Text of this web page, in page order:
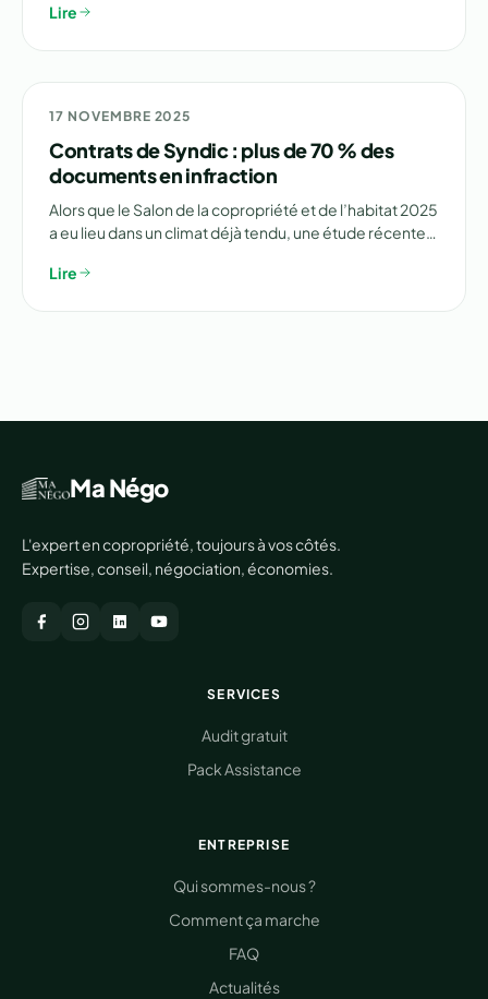
Lire
⚠️ ENQUÊTE
17 NOVEMBRE 2025
Contrats de Syndic : plus de 70 % des
documents en infraction
Alors que le Salon de la copropriété et de l’habitat 2025
a eu lieu dans un climat déjà tendu, une étude récente…
Lire
Ma Négo
L'expert en copropriété, toujours à vos côtés.
Expertise, conseil, négociation, économies.
SERVICES
Audit gratuit
Pack Assistance
ENTREPRISE
Qui sommes-nous ?
Comment ça marche
FAQ
Actualités